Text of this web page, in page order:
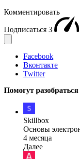
Комментировать
Подписаться 3
Facebook
Вконтакте
Twitter
Помогут
Skillbox
Основы
4 месяца
Далее